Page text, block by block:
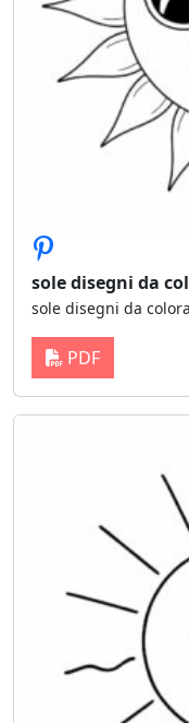
sole disegni da
sole disegni da
PDF